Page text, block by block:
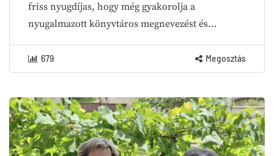
friss nyugdíjas, hogy még gyakorolja a
nyugalmazott könyvtáros megnevezést és…
679 Megosztás